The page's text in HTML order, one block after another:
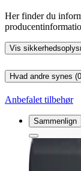
Her finder du
Vis
Hvad andre synes
Anbefalet tilbehør
Sammenlign